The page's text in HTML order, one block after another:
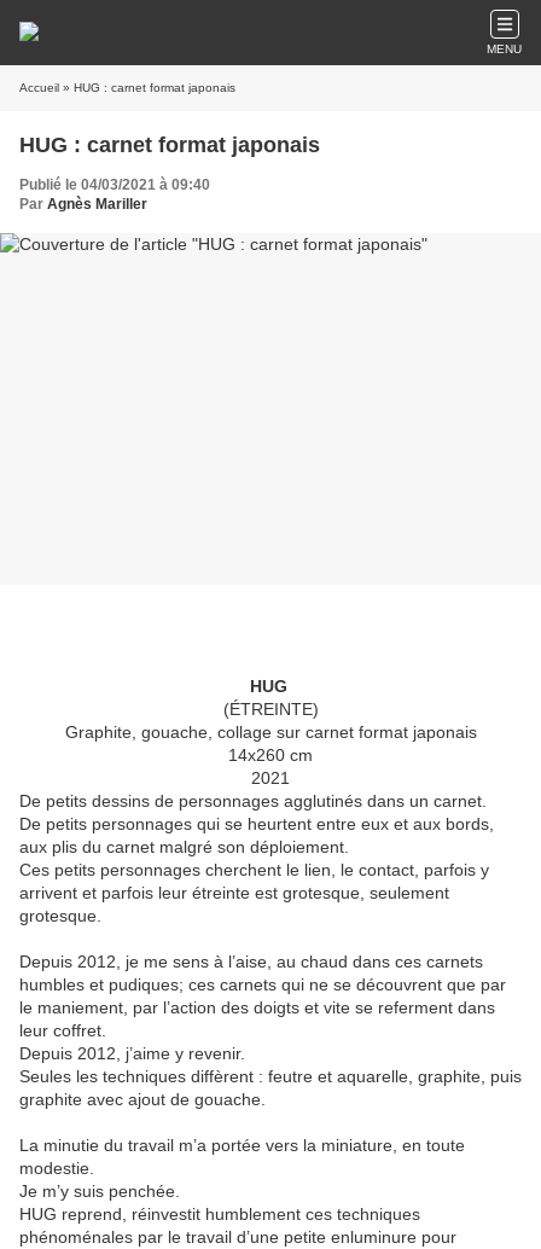
MENU
Accueil » HUG : carnet format japonais
HUG : carnet format japonais
Publié le 04/03/2021 à 09:40
Par Agnès Mariller
HUG
(ÉTREINTE)
Graphite, gouache, collage sur carnet format japonais
14x260 cm
2021
De petits dessins de personnages agglutinés dans un carnet.
De petits personnages qui se heurtent entre eux et aux bords,
aux plis du carnet malgré son déploiement.
Ces petits personnages cherchent le lien, le contact, parfois y
arrivent et parfois leur étreinte est grotesque, seulement
grotesque.
Depuis 2012, je me sens à l’aise, au chaud dans ces carnets
humbles et pudiques; ces carnets qui ne se découvrent que par
le maniement, par l’action des doigts et vite se referment dans
leur coffret.
Depuis 2012, j’aime y revenir.
Seules les techniques diffèrent : feutre et aquarelle, graphite, puis
graphite avec ajout de gouache.
La minutie du travail m’a portée vers la miniature, en toute
modestie.
Je m’y suis penchée.
HUG reprend, réinvestit humblement ces techniques
phénoménales par le travail d’une petite enluminure pour